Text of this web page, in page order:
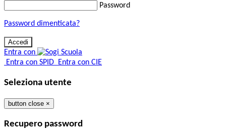
Password
Password dimenticata?
Entra con
Entra con SPID Entra con CIE
Seleziona utente
button close ×
Recupero password